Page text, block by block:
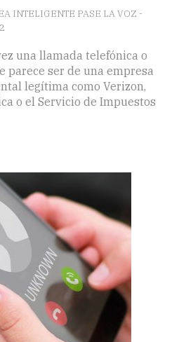
INTELIGENTE PASE LA VOZ -
una llamada telefónica o
parece ser de una empresa
legítima como Verizon,
o el Servicio de Impuestos